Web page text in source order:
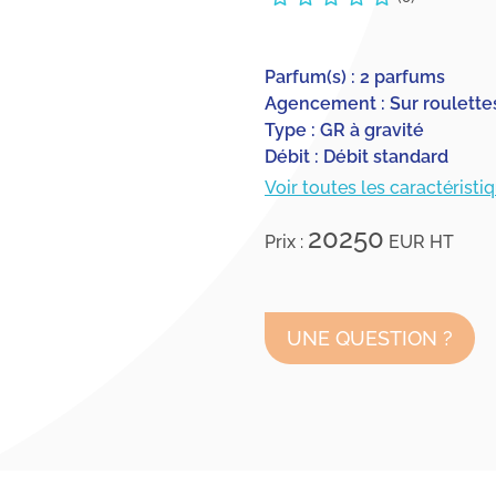
Parfum(s) : 2 parfums
Agencement : Sur
Type : GR à gravité
Débit : Débit standard
Voir toutes les
Prix : 20250 EUR HT
UNE QUESTION ?